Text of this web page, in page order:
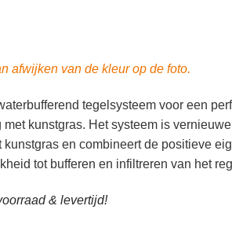
afwijken van de kleur op de foto.
tegelsysteem voor een
kunstgras. Het systeem is
en combineert de positieve
tot bufferen en infiltreren van het
& levertijd!